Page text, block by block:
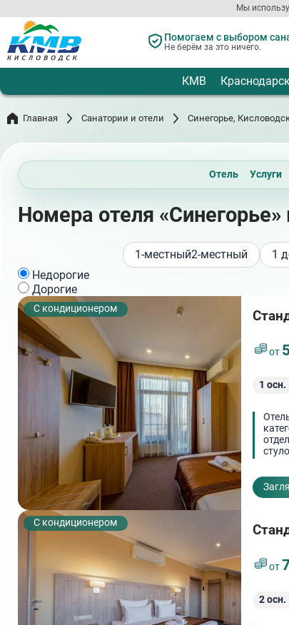
Мы
к
основному
содержанию
Помогаем с выбором
Не берём за это ничего.
КМВ
Главная Санатории и отели Синегорье,
Отель Услуги
Номера отеля «Синегорье»
1-местный2-местный 1
Недорогие
Дорогие
С кондиционером
от
1 осн.
С кондиционером
от
2осн.